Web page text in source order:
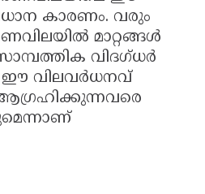
കാരണം. വരും
മാറ്റങ്ങൾ
വിദഗ്ധർ
ഈ വിലവർധനവ്